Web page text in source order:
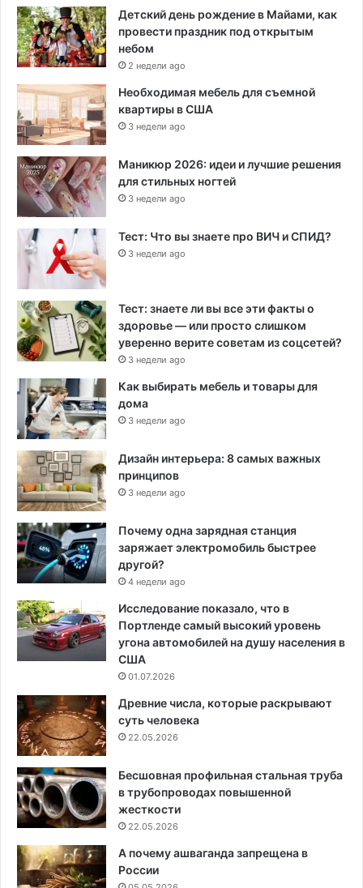
Детский день рождение в Майами, как
провести праздник под открытым
небом
2 недели ago
Необходимая мебель для съемной
квартиры в США
3 недели ago
Маникюр 2026: идеи и лучшие решения
для стильных ногтей
3 недели ago
Тест: Что вы знаете про ВИЧ и СПИД?
3 недели ago
Тест: знаете ли вы все эти факты о
здоровье — или просто слишком
уверенно верите советам из соцсетей?
3 недели ago
Как выбирать мебель и товары для
дома
3 недели ago
Дизайн интерьера: 8 самых важных
принципов
3 недели ago
Почему одна зарядная станция
заряжает электромобиль быстрее
другой?
4 недели ago
Исследование показало, что в
Портленде самый высокий уровень
угона автомобилей на душу населения в
США
01.07.2026
Древние числа, которые раскрывают
суть человека
22.05.2026
Бесшовная профильная стальная труба
в трубопроводах повышенной
жесткости
22.05.2026
А почему ашваганда запрещена в
России